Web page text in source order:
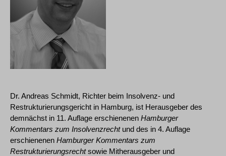
Dr. Andreas Schmidt, Richter beim Insolvenz- und
Restrukturierungsgericht in Hamburg, ist Herausgeber des
demnächst in 11. Auflage erschienenen Hamburger
Kommentars zum Insolvenzrechtund des in 4. Auflage
erschienenen Hamburger Kommentars zum
Restrukturierungsrechtsowie Mitherausgeber und